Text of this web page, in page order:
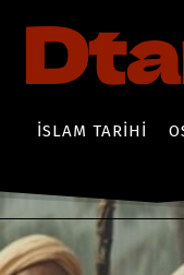
İSLAM TARIHI